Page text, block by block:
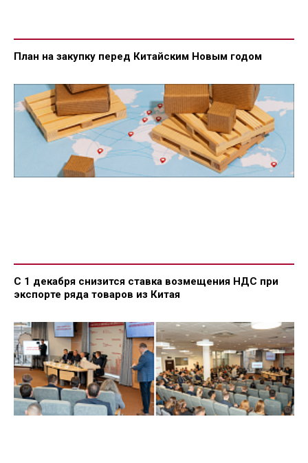
План на закупку перед Китайским Новым годом
С 1 декабря снизится ставка возмещения НДС при
экспорте ряда товаров из Китая